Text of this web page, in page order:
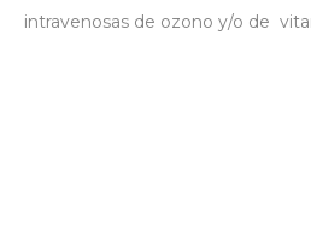
intravenosas de ozono y/o de